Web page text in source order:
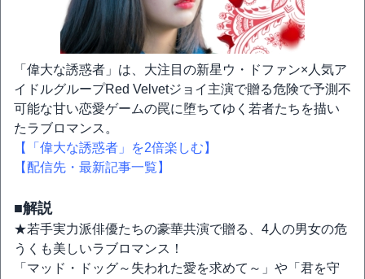
「偉大な誘惑者」は、大注目の新星ウ・ドファン×人気ア
イドルグループRed Velvetジョイ主演で贈る危険で予測不
可能な甘い恋愛ゲームの罠に堕ちてゆく若者たちを描い
たラブロマンス。
【「偉大な誘惑者」を2倍楽しむ】
【配信先・最新記事一覧】
■解説
★若手実力派俳優たちの豪華共演で贈る、4人の男女の危
うくも美しいラブロマンス！
「マッド・ドッグ～失われた愛を求めて～」や「君を守